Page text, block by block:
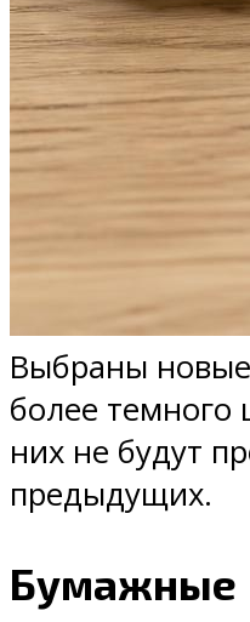
Выбраны
более темного
них не будут
предыдущих.
Бумажные